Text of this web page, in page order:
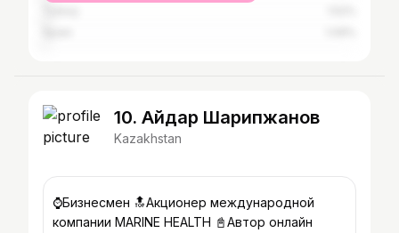
10. Айдар Шарипжанов
Kazakhstan
⌚️Бизнесмен 🔝Акционер международной
компании MARINE HEALTH 📓Автор онлайн